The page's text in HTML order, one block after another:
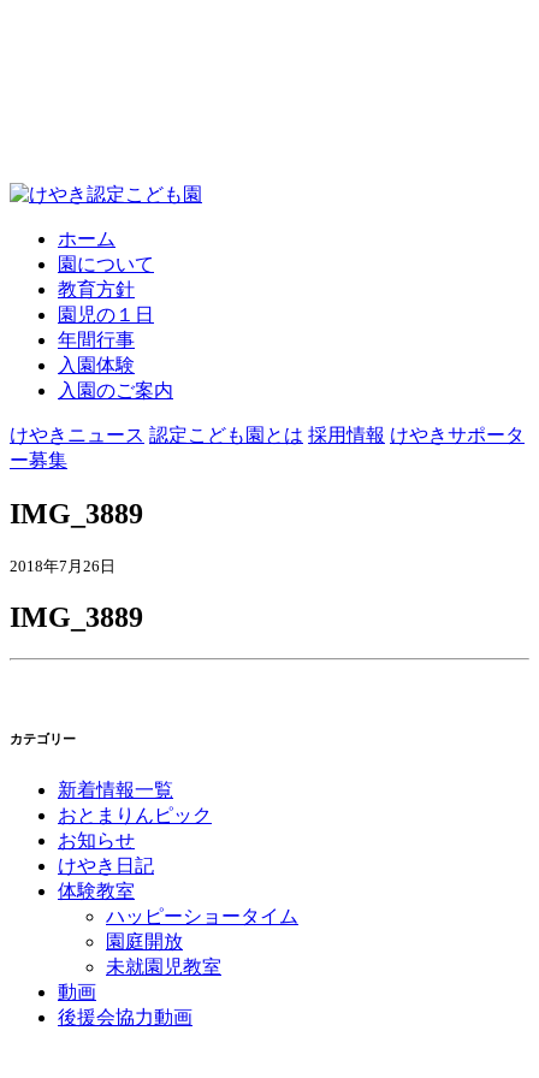
ホーム
園について
教育方針
園児の１日
年間行事
入園体験
入園のご案内
けやきニュース 認定こども園とは 採用情報 けやきサポータ
ー募集
IMG_3889
2018年7月26日
IMG_3889
カテゴリー
新着情報一覧
おとまりんピック
お知らせ
けやき日記
体験教室
ハッピーショータイム
園庭開放
未就園児教室
動画
後援会協力動画